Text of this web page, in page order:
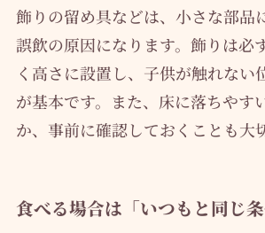
飾りの留め具などは、小さな部品
誤飲の原因になります。飾りは必
く高さに設置し、子供が触れない
が基本です。また、床に落ちやす
か、事前に確認しておくことも大
食べる場合は「いつもと同じ